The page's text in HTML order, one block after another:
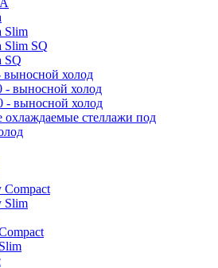
Slim
Slim SQ
SQ
выносной холод
- выносной холод
- выносной холод
стеллажи под
Compact
Slim